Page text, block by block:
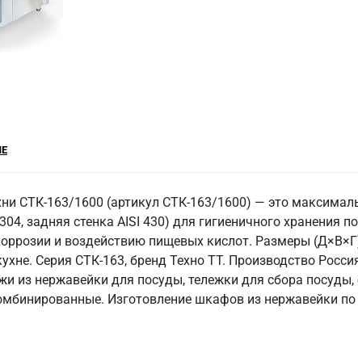
СТК-163/1600 (артикул СТК-163/1600) — это
задняя стенка AISI 430) для гигиеничного хранения
и воздействию пищевых кислот. Размеры
Серия СТК-163, бренд Техно ТТ. Производство
из нержавейки для посуды, тележки для сбора
Изготовление шкафов из нержавейки